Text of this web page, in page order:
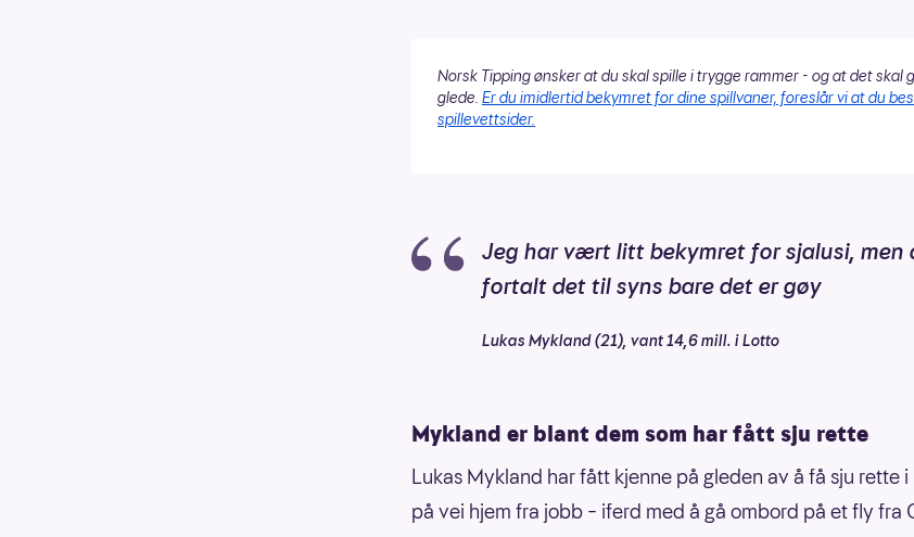
Norsk Tipping ønsker at du skal spille i trygge rammer - og at det skal
glede. Er du imidlertid bekymret for dine spillvaner, foreslår vi at du
spillevettsider.
Jeg har vært litt bekymret for sjalusi, men
fortalt det til syns bare det er gøy
Lukas Mykland (21), vant 14,6 mill. i Lotto
Mykland er blant dem som har fått sju rette
Lukas Mykland har fått kjenne på gleden av å få sju rette
på vei hjem fra jobb – iferd med å gå ombord på et fly fra